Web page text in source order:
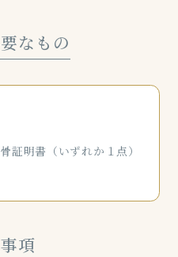
なもの
証明書（いずれか１点）
項